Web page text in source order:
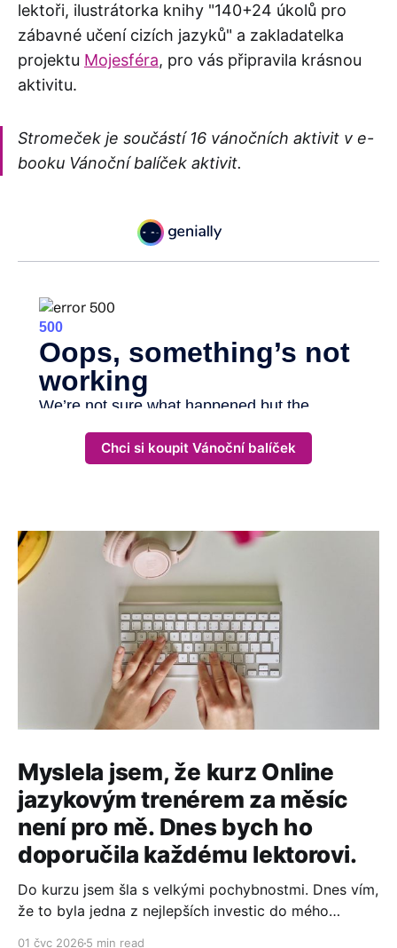
lektoři, ilustrátorka knihy "140+24 úkolů pro
zábavné učení cizích jazyků" a zakladatelka
projektu Mojesféra, pro vás připravila krásnou
aktivitu.
Stromeček je součástí 16 vánočních aktivit v e-
booku Vánoční balíček aktivit.
Chci si koupit Vánoční balíček
Myslela jsem, že kurz Online
jazykovým trenérem za měsíc
není pro mě. Dnes bych ho
doporučila každému lektorovi.
Do kurzu jsem šla s velkými pochybnostmi. Dnes vím,
že to byla jedna z nejlepších investic do mého
01 čvc 2026 5 min read